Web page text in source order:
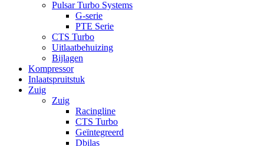
Pulsar Turbo Systems
G-serie
PTE Serie
CTS Turbo
Uitlaatbehuizing
Bijlagen
Kompressor
Inlaatspruitstuk
Zuig
Zuig
Racingline
CTS Turbo
Geïntegreerd
Dbilas